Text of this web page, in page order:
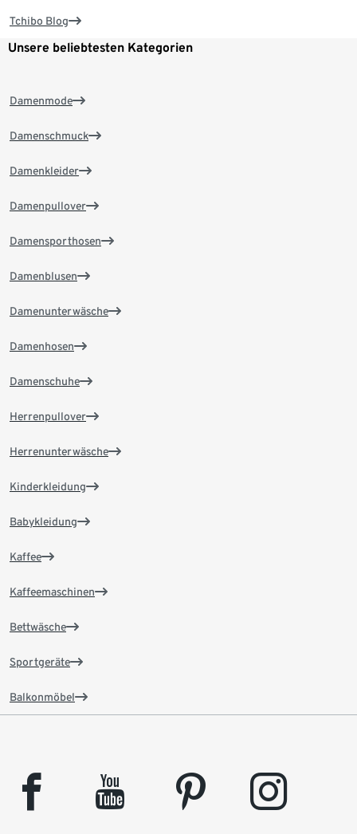
Tchibo Blog
Unsere beliebtesten Kategorien
Damenmode
Damenschmuck
Damenkleider
Damenpullover
Damensporthosen
Damenblusen
Damenunterwäsche
Damenhosen
Damenschuhe
Herrenpullover
Herrenunterwäsche
Kinderkleidung
Babykleidung
Kaffee
Kaffeemaschinen
Bettwäsche
Sportgeräte
Balkonmöbel
facebook youtube pinterest instagram